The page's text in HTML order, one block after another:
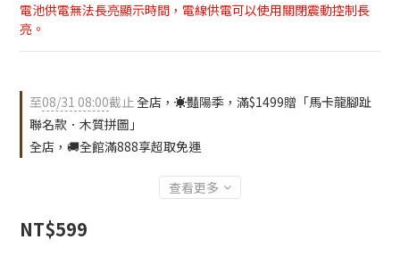
電池供電無法長亮顯示時間，電線供電可以使用關閉震動控制長
亮。
至08/31 08:00截止全店，☀️豔陽季，滿$1499贈「馬卡龍腳趾
聯名款．木質拼圖」
全店，🚚全館滿888享超取免運
查看更多
NT$599